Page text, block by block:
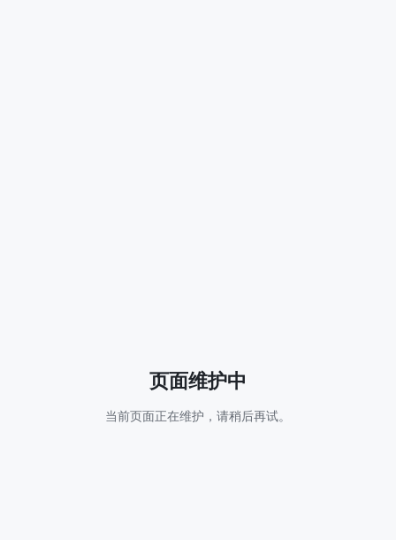
页面维护中
当前页面正在维护，请稍后再试。